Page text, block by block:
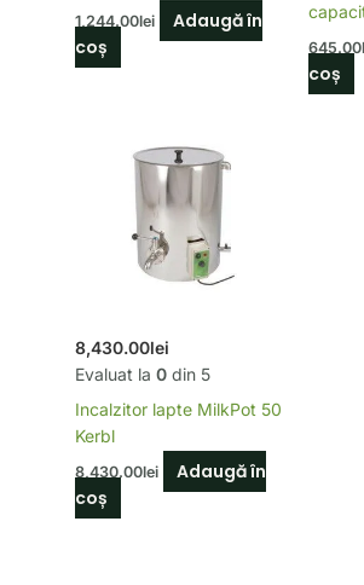
1,244.00lei
Adaugă în
coș
645.00
coș
8,430.00lei
Evaluat la 0 din 5
Incalzitor lapte MilkPot 50
Kerbl
8,430.00lei
Adaugă în
coș